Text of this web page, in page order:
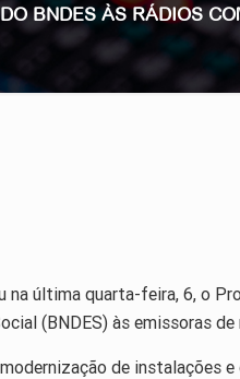
BNDES ÀS RÁDIOS
última quarta-feira, 6, o
(BNDES) às emissoras
de instalações